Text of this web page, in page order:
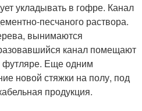
укладывать в гофре. Канал
песчаного раствора.
вынимаются
канал помещают
футляре. Еще одним
новой стяжки на полу, под
продукция.